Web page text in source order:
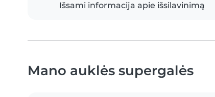
Išsami informacija apie išsilavinimą
Mano auklės supergalės